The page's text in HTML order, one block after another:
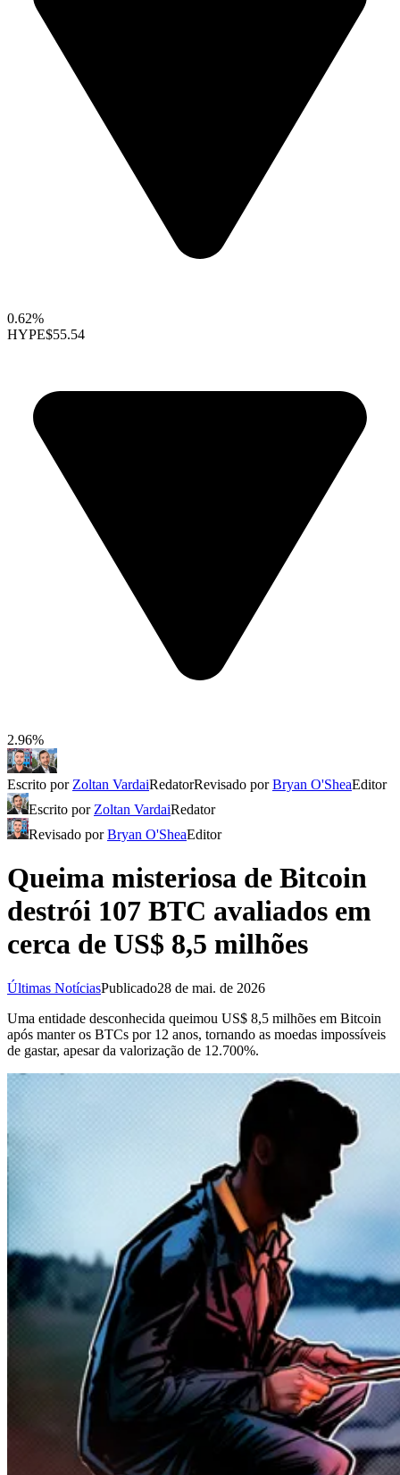
0.62%
HYPE$55.54
2.96%
Escrito por Zoltan VardaiRedatorRevisado porBryan O'SheaEditor
Escrito por Zoltan VardaiRedator
Revisado porBryan O'SheaEditor
Queima misteriosa de Bitcoin
destrói 107 BTC avaliados em
cerca de US$ 8,5 milhões
Últimas NotíciasPublicado28 de mai. de 2026
Uma entidade desconhecida queimou US$ 8,5 milhões em Bitcoin
após manter os BTCs por 12 anos, tornando as moedas impossíveis
de gastar, apesar da valorização de 12.700%.